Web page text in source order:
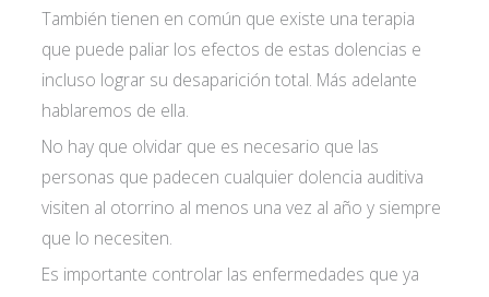
También tienen en común que existe una terapia
que puede paliar los efectos de estas dolencias e
incluso lograr su desaparición total. Más adelante
hablaremos de ella.
No hay que olvidar que es necesario que las
personas que padecen cualquier dolencia auditiva
visiten al otorrino al menos una vez al año y siempre
que lo necesiten.
Es importante controlar las enfermedades que ya